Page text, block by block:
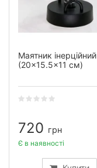
Маятник інерційний
(20×15.5×11 см)
720 грн
Є в наявності